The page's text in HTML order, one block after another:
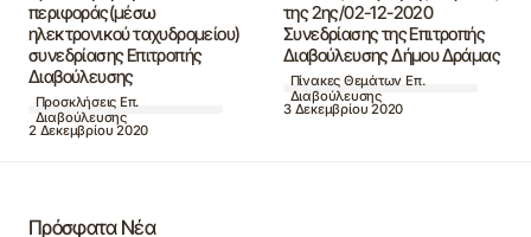
περιφοράς(μέσω
ηλεκτρονικού ταχυδρομείου)
συνεδρίασης Επιτροπής
Διαβούλευσης
Προσκλήσεις Επ.
Διαβούλευσης
2 Δεκεμβρίου 2020
της 2ης/02-12-2020
Συνεδρίασης της Επιτροπής
Διαβούλευσης Δήμου Δράμας
Πίνακες Θεμάτων Επ.
Διαβούλευσης
3 Δεκεμβρίου 2020
Πρόσφατα Νέα